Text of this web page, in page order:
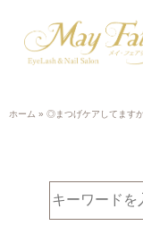
ホーム » ◎まつげケアしてます